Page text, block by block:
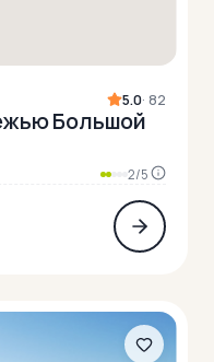
5.0· 82
Большой
2/5